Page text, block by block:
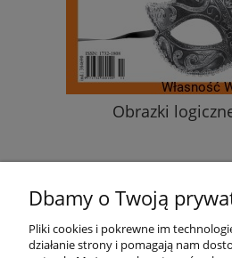
Obrazki
do
Pomoc
Dbamy o Twoją
Pliki cookies i pokrewne im
działanie strony i pomagają nam